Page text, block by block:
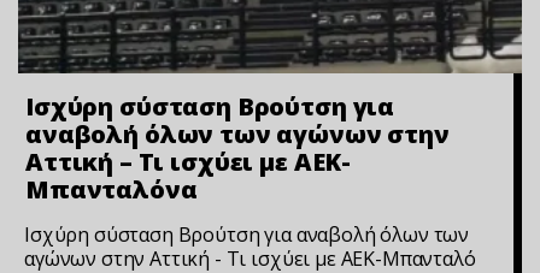
Ισχύρη σύσταση Βρούτση για
αναβολή όλων των αγώνων στην
Αττική – Τι ισχύει με ΑΕΚ-
Μπανταλόνα
Ισχύρη σύσταση Βρούτση για αναβολή όλων των
αγώνων στην Αττική - Τι ισχύει με ΑΕΚ-Μπανταλό